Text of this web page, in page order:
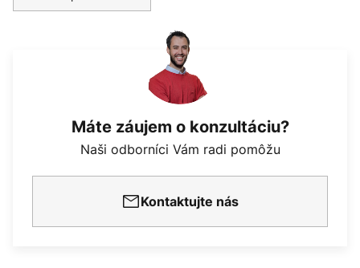
Máte záujem o konzultáciu?
Naši odborníci Vám radi pomôžu
Kontaktujte nás